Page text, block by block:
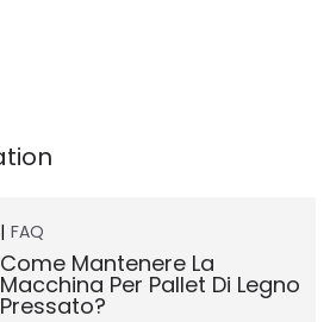
FAQ
Come Mantenere La
Macchina Per Pallet Di Legno
Pressato?